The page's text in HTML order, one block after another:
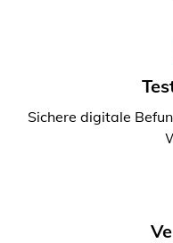
Sichere digitale